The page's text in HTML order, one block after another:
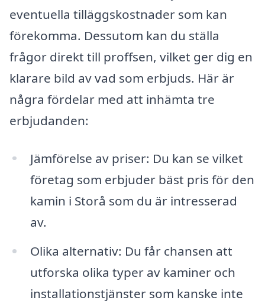
eventuella tilläggskostnader som kan
förekomma. Dessutom kan du ställa
frågor direkt till proffsen, vilket ger dig en
klarare bild av vad som erbjuds. Här är
några fördelar med att inhämta tre
erbjudanden:
Jämförelse av priser: Du kan se vilket
företag som erbjuder bäst pris för den
kamin i Storå som du är intresserad
av.
Olika alternativ: Du får chansen att
utforska olika typer av kaminer och
installationstjänster som kanske inte